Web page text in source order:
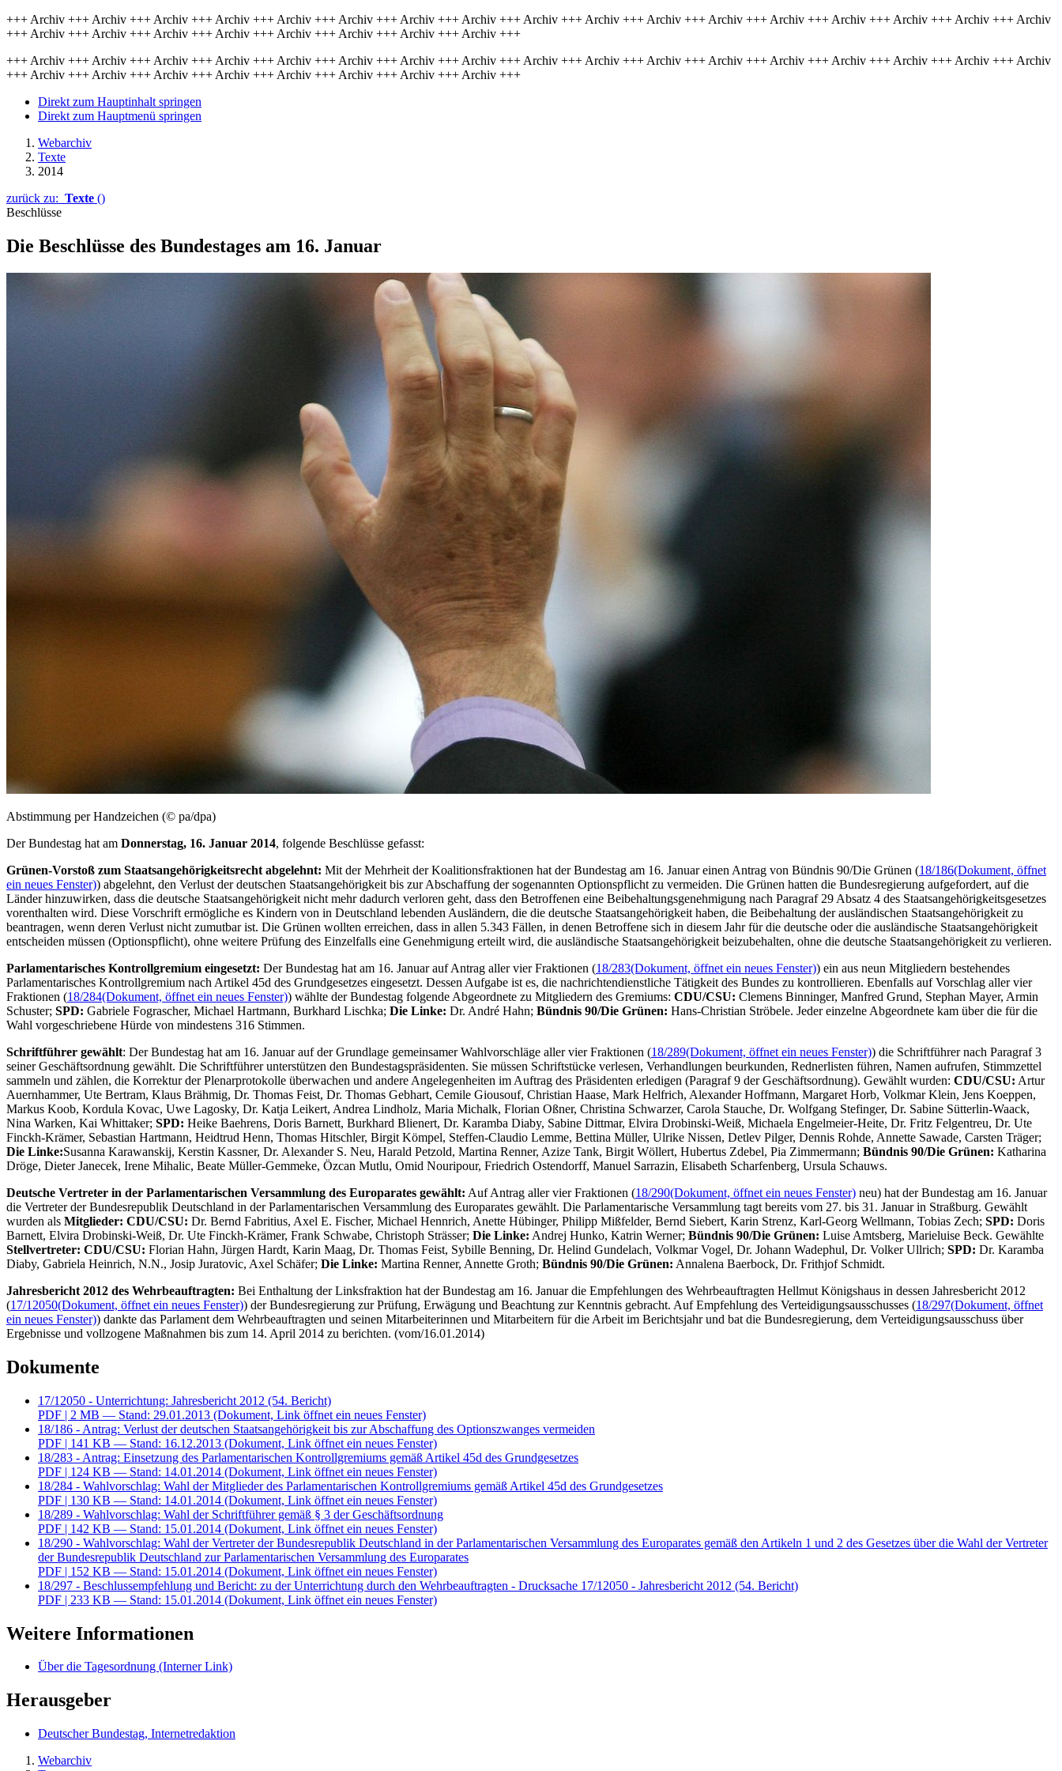
+++ Archiv +++ Archiv +++ Archiv +++ Archiv +++ Archiv +++ Archiv +++ Archiv +++ Archiv +++ Archiv +++ Archiv +++ Archiv +++ Archiv +++ Archiv +++ Archiv +++ Archiv +++ Archiv +++ Archiv
+++ Archiv +++ Archiv +++ Archiv +++ Archiv +++ Archiv +++ Archiv +++ Archiv +++ Archiv +++
+++ Archiv +++ Archiv +++ Archiv +++ Archiv +++ Archiv +++ Archiv +++ Archiv +++ Archiv +++ Archiv +++ Archiv +++ Archiv +++ Archiv +++ Archiv +++ Archiv +++ Archiv +++ Archiv +++ Archiv
+++ Archiv +++ Archiv +++ Archiv +++ Archiv +++ Archiv +++ Archiv +++ Archiv +++ Archiv +++
Direkt zum Hauptinhalt springen
Direkt zum Hauptmenü springen
Webarchiv
Texte
2014
zurück zu: Texte ()
Beschlüsse
Die Beschlüsse des Bundestages am 16. Januar
Abstimmung per Handzeichen (© pa/dpa)
Der Bundestag hat am Donnerstag, 16. Januar 2014, folgende Beschlüsse gefasst:
Grünen-Vorstoß zum Staatsangehörigkeitsrecht abgelehnt: Mit der Mehrheit der Koalitionsfraktionen hat der Bundestag am 16. Januar einen Antrag von Bündnis 90/Die Grünen (18/186(Dokument, öffnet
ein neues Fenster)) abgelehnt, den Verlust der deutschen Staatsangehörigkeit bis zur Abschaffung der sogenannten Optionspflicht zu vermeiden. Die Grünen hatten die Bundesregierung aufgefordert, auf die
Länder hinzuwirken, dass die deutsche Staatsangehörigkeit nicht mehr dadurch verloren geht, dass den Betroffenen eine Beibehaltungsgenehmigung nach Paragraf 29 Absatz 4 des Staatsangehörigkeitsgesetzes
vorenthalten wird. Diese Vorschrift ermögliche es Kindern von in Deutschland lebenden Ausländern, die die deutsche Staatsangehörigkeit haben, die Beibehaltung der ausländischen Staatsangehörigkeit zu
beantragen, wenn deren Verlust nicht zumutbar ist. Die Grünen wollten erreichen, dass in allen 5.343 Fällen, in denen Betroffene sich in diesem Jahr für die deutsche oder die ausländische Staatsangehörigkeit
entscheiden müssen (Optionspflicht), ohne weitere Prüfung des Einzelfalls eine Genehmigung erteilt wird, die ausländische Staatsangehörigkeit beizubehalten, ohne die deutsche Staatsangehörigkeit zu verlieren.
Parlamentarisches Kontrollgremium eingesetzt: Der Bundestag hat am 16. Januar auf Antrag aller vier Fraktionen (18/283(Dokument, öffnet ein neues Fenster)) ein aus neun Mitgliedern bestehendes
Parlamentarisches Kontrollgremium nach Artikel 45d des Grundgesetzes eingesetzt. Dessen Aufgabe ist es, die nachrichtendienstliche Tätigkeit des Bundes zu kontrollieren. Ebenfalls auf Vorschlag aller vier
Fraktionen (18/284(Dokument, öffnet ein neues Fenster)) wählte der Bundestag folgende Abgeordnete zu Mitgliedern des Gremiums: CDU/CSU: Clemens Binninger, Manfred Grund, Stephan Mayer, Armin
Schuster; SPD: Gabriele Fograscher, Michael Hartmann, Burkhard Lischka; Die Linke: Dr. André Hahn; Bündnis 90/Die Grünen: Hans-Christian Ströbele. Jeder einzelne Abgeordnete kam über die für die
Wahl vorgeschriebene Hürde von mindestens 316 Stimmen.
Schriftführer gewählt: Der Bundestag hat am 16. Januar auf der Grundlage gemeinsamer Wahlvorschläge aller vier Fraktionen (18/289(Dokument, öffnet ein neues Fenster)) die Schriftführer nach Paragraf 3
seiner Geschäftsordnung gewählt. Die Schriftführer unterstützen den Bundestagspräsidenten. Sie müssen Schriftstücke verlesen, Verhandlungen beurkunden, Rednerlisten führen, Namen aufrufen, Stimmzettel
sammeln und zählen, die Korrektur der Plenarprotokolle überwachen und andere Angelegenheiten im Auftrag des Präsidenten erledigen (Paragraf 9 der Geschäftsordnung). Gewählt wurden: CDU/CSU: Artur
Auernhammer, Ute Bertram, Klaus Brähmig, Dr. Thomas Feist, Dr. Thomas Gebhart, Cemile Giousouf, Christian Haase, Mark Helfrich, Alexander Hoffmann, Margaret Horb, Volkmar Klein, Jens Koeppen,
Markus Koob, Kordula Kovac, Uwe Lagosky, Dr. Katja Leikert, Andrea Lindholz, Maria Michalk, Florian Oßner, Christina Schwarzer, Carola Stauche, Dr. Wolfgang Stefinger, Dr. Sabine Sütterlin-Waack,
Nina Warken, Kai Whittaker; SPD: Heike Baehrens, Doris Barnett, Burkhard Blienert, Dr. Karamba Diaby, Sabine Dittmar, Elvira Drobinski-Weiß, Michaela Engelmeier-Heite, Dr. Fritz Felgentreu, Dr. Ute
Finckh-Krämer, Sebastian Hartmann, Heidtrud Henn, Thomas Hitschler, Birgit Kömpel, Steffen-Claudio Lemme, Bettina Müller, Ulrike Nissen, Detlev Pilger, Dennis Rohde, Annette Sawade, Carsten Träger;
Die Linke:Susanna Karawanskij, Kerstin Kassner, Dr. Alexander S. Neu, Harald Petzold, Martina Renner, Azize Tank, Birgit Wöllert, Hubertus Zdebel, Pia Zimmermann; Bündnis 90/Die Grünen: Katharina
Dröge, Dieter Janecek, Irene Mihalic, Beate Müller-Gemmeke, Özcan Mutlu, Omid Nouripour, Friedrich Ostendorff, Manuel Sarrazin, Elisabeth Scharfenberg, Ursula Schauws.
Deutsche Vertreter in der Parlamentarischen Versammlung des Europarates gewählt: Auf Antrag aller vier Fraktionen (18/290(Dokument, öffnet ein neues Fenster) neu) hat der Bundestag am 16. Januar
die Vertreter der Bundesrepublik Deutschland in der Parlamentarischen Versammlung des Europarates gewählt. Die Parlamentarische Versammlung tagt bereits vom 27. bis 31. Januar in Straßburg. Gewählt
wurden als Mitglieder: CDU/CSU: Dr. Bernd Fabritius, Axel E. Fischer, Michael Hennrich, Anette Hübinger, Philipp Mißfelder, Bernd Siebert, Karin Strenz, Karl-Georg Wellmann, Tobias Zech; SPD: Doris
Barnett, Elvira Drobinski-Weiß, Dr. Ute Finckh-Krämer, Frank Schwabe, Christoph Strässer; Die Linke: Andrej Hunko, Katrin Werner; Bündnis 90/Die Grünen: Luise Amtsberg, Marieluise Beck. Gewählte
Stellvertreter: CDU/CSU: Florian Hahn, Jürgen Hardt, Karin Maag, Dr. Thomas Feist, Sybille Benning, Dr. Helind Gundelach, Volkmar Vogel, Dr. Johann Wadephul, Dr. Volker Ullrich; SPD: Dr. Karamba
Diaby, Gabriela Heinrich, N.N., Josip Juratovic, Axel Schäfer; Die Linke: Martina Renner, Annette Groth; Bündnis 90/Die Grünen: Annalena Baerbock, Dr. Frithjof Schmidt.
Jahresbericht 2012 des Wehrbeauftragten: Bei Enthaltung der Linksfraktion hat der Bundestag am 16. Januar die Empfehlungen des Wehrbeauftragten Hellmut Königshaus in dessen Jahresbericht 2012
(17/12050(Dokument, öffnet ein neues Fenster)) der Bundesregierung zur Prüfung, Erwägung und Beachtung zur Kenntnis gebracht. Auf Empfehlung des Verteidigungsausschusses (18/297(Dokument, öffnet
ein neues Fenster)) dankte das Parlament dem Wehrbeauftragten und seinen Mitarbeiterinnen und Mitarbeitern für die Arbeit im Berichtsjahr und bat die Bundesregierung, dem Verteidigungsausschuss über
Ergebnisse und vollzogene Maßnahmen bis zum 14. April 2014 zu berichten. (vom/16.01.2014)
Dokumente
17/12050 - Unterrichtung: Jahresbericht 2012 (54. Bericht)
PDF | 2 MB — Stand: 29.01.2013 (Dokument, Link öffnet ein neues Fenster)
18/186 - Antrag: Verlust der deutschen Staatsangehörigkeit bis zur Abschaffung des Optionszwanges vermeiden
PDF | 141 KB — Stand: 16.12.2013 (Dokument, Link öffnet ein neues Fenster)
18/283 - Antrag: Einsetzung des Parlamentarischen Kontrollgremiums gemäß Artikel 45d des Grundgesetzes
PDF | 124 KB — Stand: 14.01.2014 (Dokument, Link öffnet ein neues Fenster)
18/284 - Wahlvorschlag: Wahl der Mitglieder des Parlamentarischen Kontrollgremiums gemäß Artikel 45d des Grundgesetzes
PDF | 130 KB — Stand: 14.01.2014 (Dokument, Link öffnet ein neues Fenster)
18/289 - Wahlvorschlag: Wahl der Schriftführer gemäß § 3 der Geschäftsordnung
PDF | 142 KB — Stand: 15.01.2014 (Dokument, Link öffnet ein neues Fenster)
18/290 - Wahlvorschlag: Wahl der Vertreter der Bundesrepublik Deutschland in der Parlamentarischen Versammlung des Europarates gemäß den Artikeln 1 und 2 des Gesetzes über die Wahl der Vertreter
der Bundesrepublik Deutschland zur Parlamentarischen Versammlung des Europarates
PDF | 152 KB — Stand: 15.01.2014 (Dokument, Link öffnet ein neues Fenster)
18/297 - Beschlussempfehlung und Bericht: zu der Unterrichtung durch den Wehrbeauftragten - Drucksache 17/12050 - Jahresbericht 2012 (54. Bericht)
PDF | 233 KB — Stand: 15.01.2014 (Dokument, Link öffnet ein neues Fenster)
Weitere Informationen
Über die Tagesordnung (Interner Link)
Herausgeber
Deutscher Bundestag, Internetredaktion
Webarchiv